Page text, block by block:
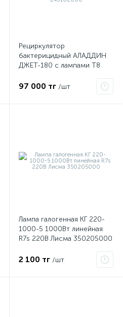
Рециркулятор
бактерицидный АЛАДДИН
ДЖЕТ-180 с лампами T8
180куб.м/ч IP20 Лисма
97 000 тг /шт
Лампа галогенная КГ 220-
1000-5 1000Вт линейная
R7s 220В Лисма 350205000
2 100 тг /шт